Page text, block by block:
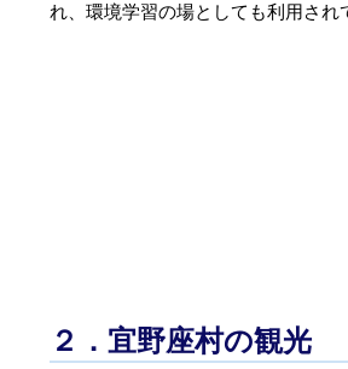
れ、環境学習の場としても利用され
２．宜野座村の観光